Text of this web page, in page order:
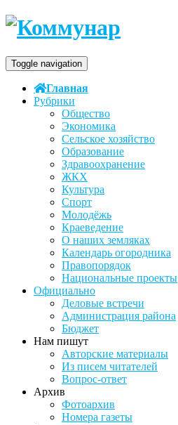
Toggle navigation
Главная
Рубрики
Общество
Экономика
Сельское хозяйство
Образование
Здравоохранение
ЖКХ
Культура
Спорт
Молодёжь
Краеведение
О наших земляках
Календарь огородника
Правопорядок
Национальные проекты
Официально
Деловые встречи
Администрация района
Бюджет
Нам пишут
Авторские материалы
Из писем читателей
Вопрос-ответ
Архив
Фотоархив
Номера газеты